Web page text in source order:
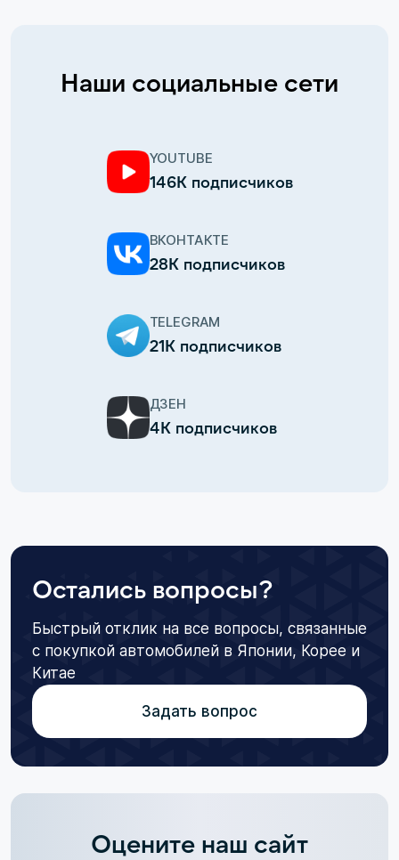
Наши социальные сети
YOUTUBE
146К подписчиков
ВКОНТАКТЕ
28К подписчиков
TELEGRAM
21К подписчиков
ДЗЕН
4К подписчиков
Остались вопросы?
Быстрый отклик на все вопросы, связанные
с покупкой автомобилей в Японии, Корее и
Китае
Задать вопрос
Оцените наш сайт